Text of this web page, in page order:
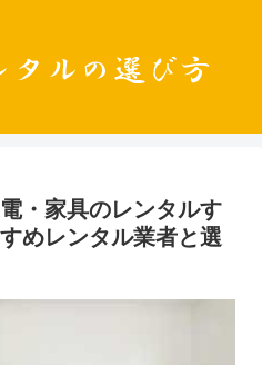
・家具のレンタルす
めレンタル業者と選